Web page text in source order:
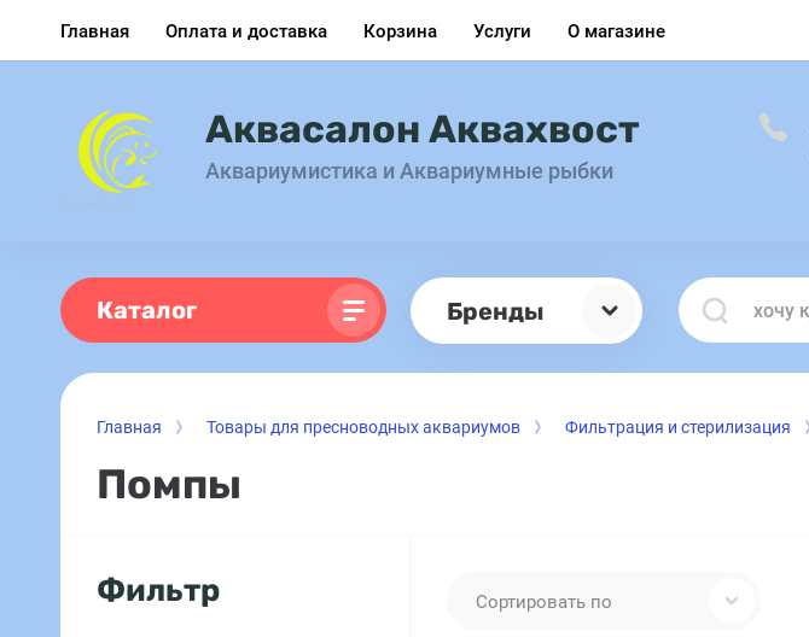
Главная Оплата и доставка Корзина Услуги О магазине
Аквасалон Аквахвост
Аквариумистика и Аквариумные рыбки
Каталог Бренды
Главная Товары для пресноводных аквариумов Фильтрация и стерилизация
Помпы
Фильтр Сортировать по